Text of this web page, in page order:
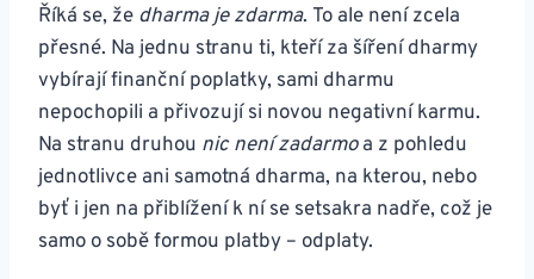
Říká se, že dharma je zdarma. To ale není zcela
přesné. Na jednu stranu ti, kteří za šíření dharmy
vybírají finanční poplatky, sami dharmu
nepochopili a přivozují si novou negativní karmu.
Na stranu druhou nic není zadarmoa z pohledu
jednotlivce ani samotná dharma, na kterou, nebo
byť i jen na přiblížení k ní se setsakra nadře, což je
samo o sobě formou platby – odplaty.